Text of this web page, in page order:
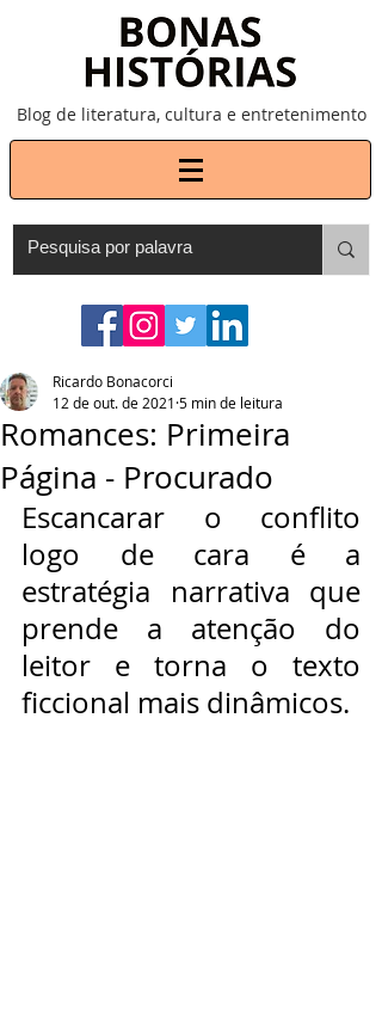
Blog de literatura, cultura e entretenimento
Romances: Primeira
Página - Procurado
Ricardo Bonacorci
12 de out. de 2021 5 min de leitura
Escancarar o conflito
logo de cara é a
estratégia narrativa que
prende a atenção do
leitor e torna o texto
ficcional mais dinâmicos.